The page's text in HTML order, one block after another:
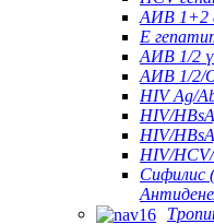
АИВ 1+2
Е
АИВ 1/2
АИВ 1/2/
HIV Ag/
HIV/
HIV/
HIV/
Сифилис